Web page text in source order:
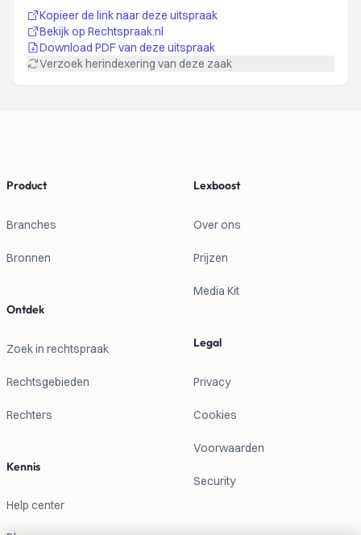
Kopieer de link naar deze uitspraak
Bekijk op Rechtspraak.nl
Download PDF van deze uitspraak
Verzoek herindexering van deze zaak
Product
Branches
Bronnen
Ontdek
Zoek in rechtspraak
Rechtsgebieden
Rechters
Kennis
Help center
Lexboost
Over ons
Prijzen
Media Kit
Legal
Privacy
Cookies
Voorwaarden
Security